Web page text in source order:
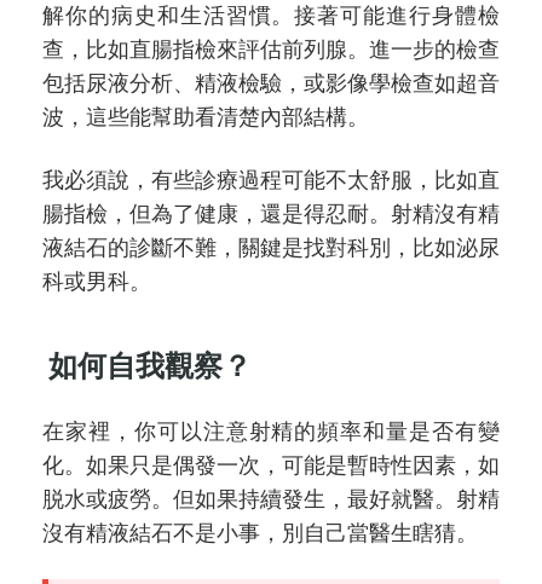
解你的病史和生活習慣。接著可能進行身體檢
查，比如直腸指檢來評估前列腺。進一步的檢查
包括尿液分析、精液檢驗，或影像學檢查如超音
波，這些能幫助看清楚內部結構。
我必須說，有些診療過程可能不太舒服，比如直
腸指檢，但為了健康，還是得忍耐。射精沒有精
液結石的診斷不難，關鍵是找對科別，比如泌尿
科或男科。
如何自我觀察？
在家裡，你可以注意射精的頻率和量是否有變
化。如果只是偶發一次，可能是暫時性因素，如
脱水或疲勞。但如果持續發生，最好就醫。射精
沒有精液結石不是小事，別自己當醫生瞎猜。